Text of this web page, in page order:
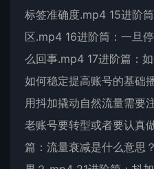
标签准确度.mp4 15进阶
区.mp4 16进阶筒：一旦
么回事.mp4 17进阶篇：
如何稳定提高账号的基础
用抖加撬动自然流量需要
老账号要转型或者要认真
篇：流量衰减是什么意思